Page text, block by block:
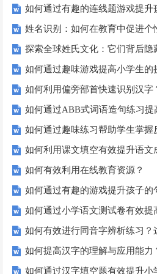
如何通过有趣的连线题游戏提升
姓名识别：如何在教育中促进个
探索全球姓氏文化：它们背后隐
如何通过趣味游戏提高小学生的
如何利用偏旁部首快速识别汉字
如何通过ABB式词语造句练习提
如何通过趣味练习帮助学生掌握
如何利用课文填空有效提升语文
如何有效利用在线教育资源？
如何通过有趣的游戏提升孩子的
如何通过小学语文测试卷有效提
如何有效进行同音字辨析练习？
如何提高汉字的理解与应用能力
如何通过汉字填空题有效提升小